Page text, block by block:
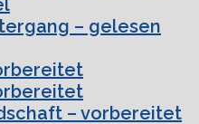
– gelesen
– vorbereitet